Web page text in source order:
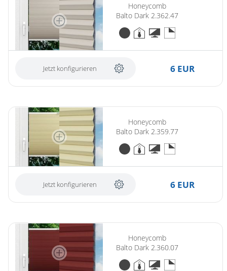
Honeycomb
Balto Dark 2.362.47
Jetzt konfigurieren 6 EUR
Honeycomb
Balto Dark 2.359.77
Jetzt konfigurieren 6 EUR
Honeycomb
Balto Dark 2.360.07